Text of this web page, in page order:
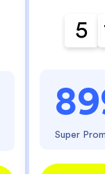
5
Super